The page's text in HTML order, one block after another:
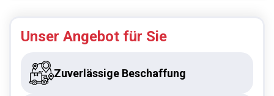
Unser Angebot für Sie
Zuverlässige Beschaffung